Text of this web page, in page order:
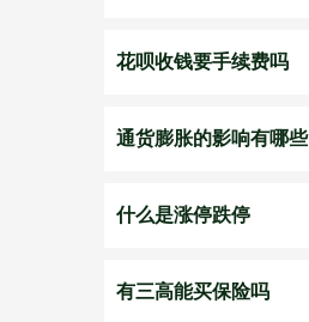
花呗收钱要手续费吗
通货膨胀的影响有哪些
什么是涨停跌停
有三高能买保险吗